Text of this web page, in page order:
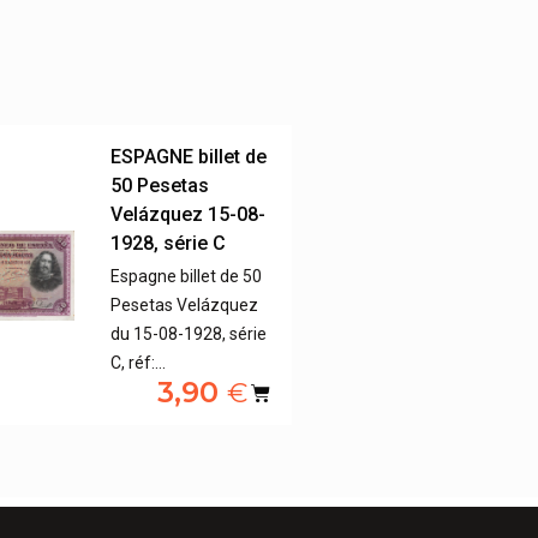
ESPAGNE billet de
50 Pesetas
Velázquez 15-08-
1928, série C
Espagne billet de 50
Pesetas Velázquez
du 15-08-1928, série
C, réf:…
3,90 €